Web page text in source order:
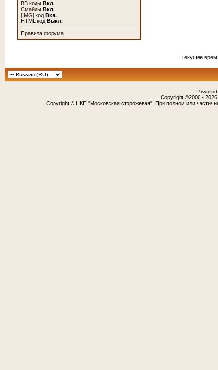
BB коды Вкл.
Смайлы Вкл.
[IMG] код Вкл.
HTML код Выкл.
Правила форума
Текущее
Copyright ©2000 -
Copyright © НКП "Московская сторожевая". При полном или